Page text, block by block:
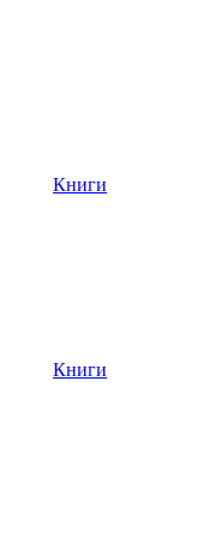
Книги
Книги